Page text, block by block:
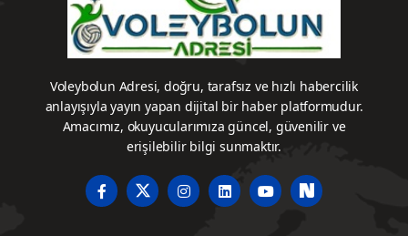
Voleybolun Adresi, doğru, tarafsız ve hızlı habercilik
anlayışıyla yayın yapan dijital bir haber platformudur.
Amacımız, okuyucularımıza güncel, güvenilir ve
erişilebilir bilgi sunmaktır.